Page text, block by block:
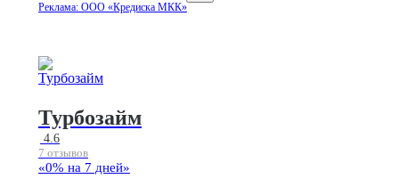
Реклама: ООО «Кредиска МКК»
Турбозайм
4.6
7 отзывов
«0% на 7 дней»